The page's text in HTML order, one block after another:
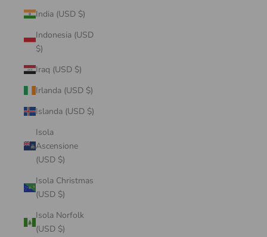
India (USD $)
Indonesia (USD
$)
Iraq (USD $)
Irlanda (USD $)
Islanda (USD $)
Isola
Ascensione
(USD $)
Isola Christmas
(USD $)
Isola Norfolk
(USD $)